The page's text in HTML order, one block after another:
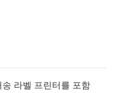
라벨 프린터를 포함